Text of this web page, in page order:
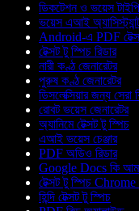
ডিকটেশন ও ভয়েস
ভয়েস এআই
Android-এ PDF
টেক্সট টু স্পিচ রিডার
নারী কণ্ঠ জেনারেটর
পুরুষ কণ্ঠ জেনারেটর
ডিসলেক্সিয়ার জন্য সেরা
রোবট ভয়েস জেনারেটর
অ্যানিমে টেক্সট টু স্পিচ
এআই ভয়েস চেঞ্জার
PDF অডিও রিডার
Google Docs কি
টেক্সট টু স্পিচ Chrome
হিন্দি টেক্সট টু স্পিচ